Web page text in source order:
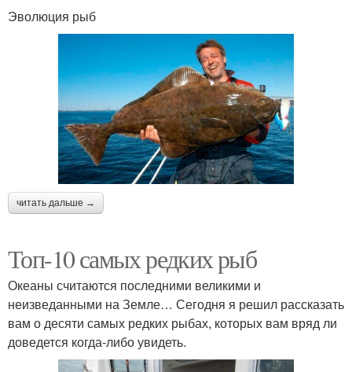
Эволюция рыб
читать дальше →
Топ-10 самых редких рыб
Океаны считаются последними великими и
неизведанными на Земле… Сегодня я решил рассказать
вам о десяти самых редких рыбах, которых вам вряд ли
доведется когда-либо увидеть.